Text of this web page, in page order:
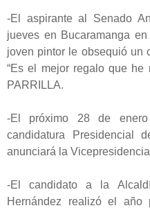
-El aspirante al Senado
jueves en Bucaramanga
joven pintor le obsequió un
“Es el mejor regalo que he
PARRILLA.
-El próximo 28 de
candidatura Presidencial
anunciará la
-El candidato a la
Hernández realizóel año